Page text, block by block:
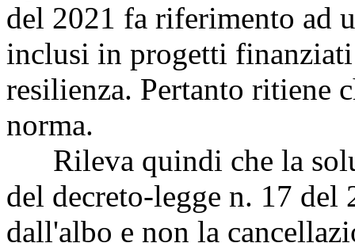
del 2021 fa riferimento ad
inclusi in progetti
resilienza. Pertanto ritiene
norma.
Rileva quindi che la
del decreto-legge n. 17 del
dall'albo e non la